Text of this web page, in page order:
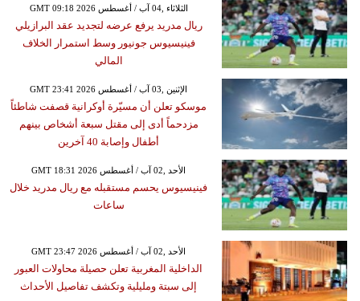
GMT 09:18 2026 الثلاثاء ,04 آب / أغسطس
ريال مدريد يرفع عرضه لتجديد عقد البرازيلي
فينيسيوس جونيور وسط استمرار الخلاف
المالي
GMT 23:41 2026 الإثنين ,03 آب / أغسطس
موسكو تعلن أن مسيّرة أوكرانية قصفت شاطئاً
مزدحماً أدى إلى مقتل سبعة أشخاص بينهم
أطفال وإصابة 40 آخرين
GMT 18:31 2026 الأحد ,02 آب / أغسطس
فينيسيوس يحسم مستقبله مع ريال مدريد خلال
ساعات
GMT 23:47 2026 الأحد ,02 آب / أغسطس
الداخلية المغربية تعلن حصيلة محاولات العبور
إلى سبتة ومليلية وتكشف تفاصيل الأحداث